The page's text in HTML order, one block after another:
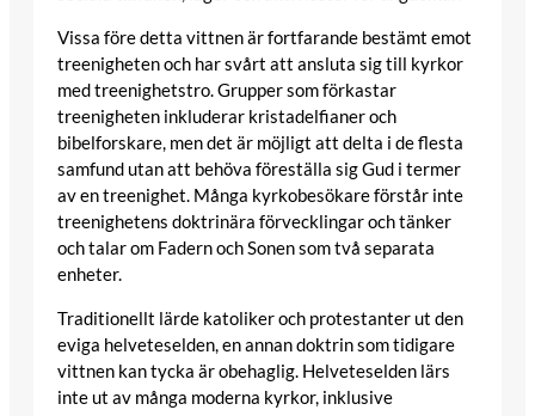
Vissa före detta vittnen är fortfarande bestämt emot
treenigheten och har svårt att ansluta sig till kyrkor
med treenighetstro. Grupper som förkastar
treenigheten inkluderar kristadelfianer och
bibelforskare, men det är möjligt att delta i de flesta
samfund utan att behöva föreställa sig Gud i termer
av en treenighet. Många kyrkobesökare förstår inte
treenighetens doktrinära förvecklingar och tänker
och talar om Fadern och Sonen som två separata
enheter.
Traditionellt lärde katoliker och protestanter ut den
eviga helveteselden, en annan doktrin som tidigare
vittnen kan tycka är obehaglig. Helveteselden lärs
inte ut av många moderna kyrkor, inklusive